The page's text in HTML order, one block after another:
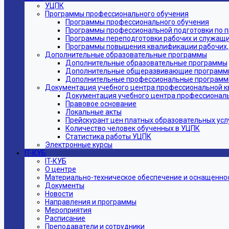
УЦПК
Программы профессионального обучения
Программы профессионального обучения
Программы профессиональной подготовки
Программы переподготовки рабочих и
Программы повышения квалификации
Дополнительные образовательные программы
Дополнительные образовательные программы
Дополнительные общеразвивающие
Дополнительные профессиональные
Документация учебного центра профессиональной
Документация учебного центра
Правовое основание
Локальные акты
Прейскурант цен платных образовательных
Количество человек обученных в УЦПК
Статистика работы УЦПК
Электронные курсы
IT-КУБ
IT-КУБ
О центре
Материально-техническое обеспечение и
Документы
Новости
Направления и программы
Мероприятия
Расписание
Преподаватели и сотрудники